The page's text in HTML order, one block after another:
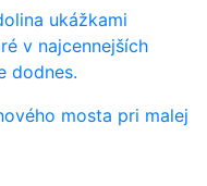
ukážkami
v najcennejších
dodnes.